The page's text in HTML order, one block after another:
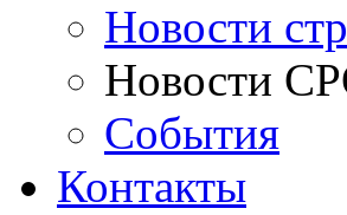
Новости
Новости
События
Контакты